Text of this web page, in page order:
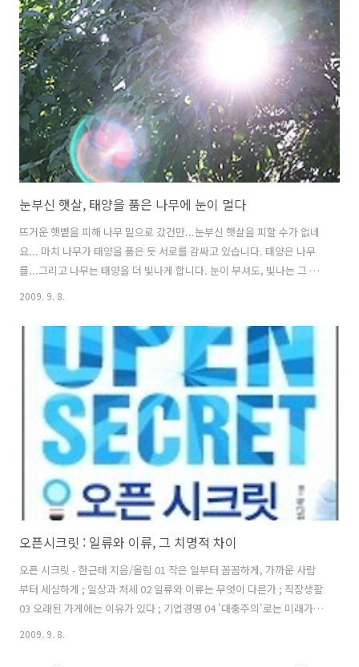
다... 조금 걱정이 되긴 했지만, 그래도 올려줬더니...생각보다 철봉에 꽤
잘 매달려 있더군요.. 그냥 매달려 있는 정도가 아니라, 꽤나 재미있기도
한 모양입니다.. 얼굴 표정이 밝습니다.. 생각보다 꽤 오랫동안 잘 매달려
있었는데요...그래도 이제는 조금 지친 모습이네요..
눈부신 햇살, 태양을 품은 나무에 눈이 멀다
뜨거운 햇볕을 피해 나무 밑으로 갔건만...눈부신 햇살을 피할 수가 없네
요... 마치 나무가 태양을 품은 듯 서로를 감싸고 있습니다. 태양은 나무
를...그리고 나무는 태양을 더 빛나게 합니다. 눈이 부셔도, 빛나는 그 모
니라, 따사로움으로 포근하게 감싸줍니다. 나무가 품은 태양의 매력에 빠
져, 한참을 보고 있노라니...눈이 먼 것만 같습니다... * 이 포스트는
blogkorea [블코채널 : 쌩~ 초보의 사진 자랑...] 에 링크 되어있습니다.
2009. 9. 8.
오픈시크릿 : 일류와 이류, 그 치명적 차이
오픈 시크릿 - 한근태 지음/올림 01 작은 일부터 꼼꼼하게, 가까운 사람
부터 세심하게 ; 일상과 처세 02 일류와 이류는 무엇이 다른가 ; 직장생활
03 오래된 가게에는 이유가 있다 ; 기업경영 04 '대충주의'로는 미래가
없다 ; 사회생활 05 일류로 가는 길 ; 오픈시크릿 "일류는 매순간 100을
2009. 9. 8.